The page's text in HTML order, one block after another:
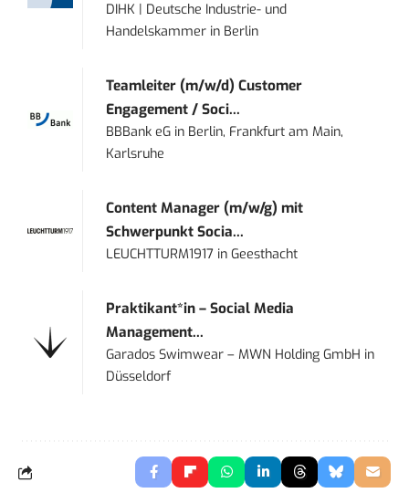
DIHK | Deutsche Industrie- und
Handelskammer in Berlin
Teamleiter (m/w/d) Customer
Engagement / Soci...
BBBank eG in Berlin, Frankfurt am Main,
Karlsruhe
Content Manager (m/w/g) mit
Schwerpunkt Socia...
LEUCHTTURM1917 inGeesthacht
Praktikant*in – Social Media
Management...
Garados Swimwear – MWN Holding GmbH in
Düsseldorf